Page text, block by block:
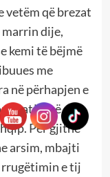
vetëm që brezat
dije,
kemi të bëjmë
me
në përhapjen e
që
Për gjithë
arsim, mbajti
rrugëtimin e tij